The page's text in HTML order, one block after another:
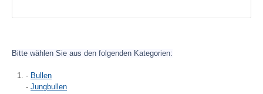
Bitte wählen Sie aus den folgenden Kategorien:
- Bullen
- Jungbullen